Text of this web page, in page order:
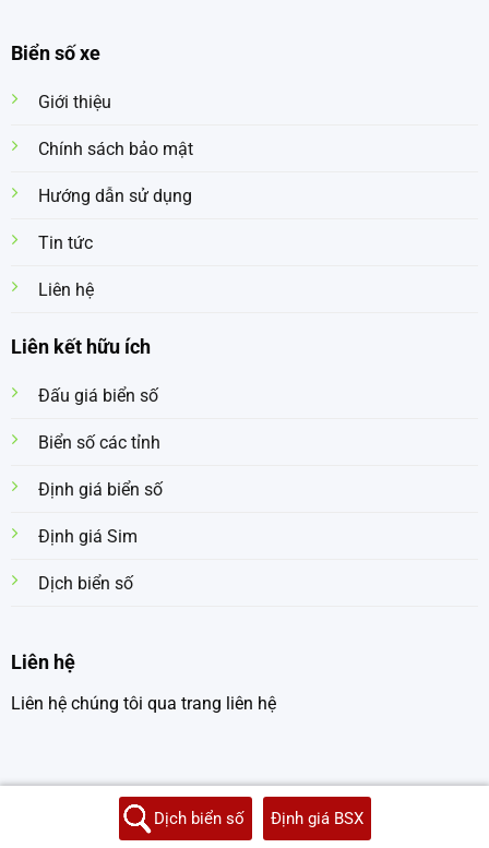
Biển số xe
Giới thiệu
Chính sách bảo mật
Hướng dẫn sử dụng
Tin tức
Liên hệ
Liên kết hữu ích
Đấu giá biển số
Biển số các tỉnh
Định giá biển số
Định giá Sim
Dịch biển số
Liên hệ
Liên hệ chúng tôi qua trang liên hệ
Copyright 2026 © dichbiensoxe.com
Dịch biển số Định giá BSX